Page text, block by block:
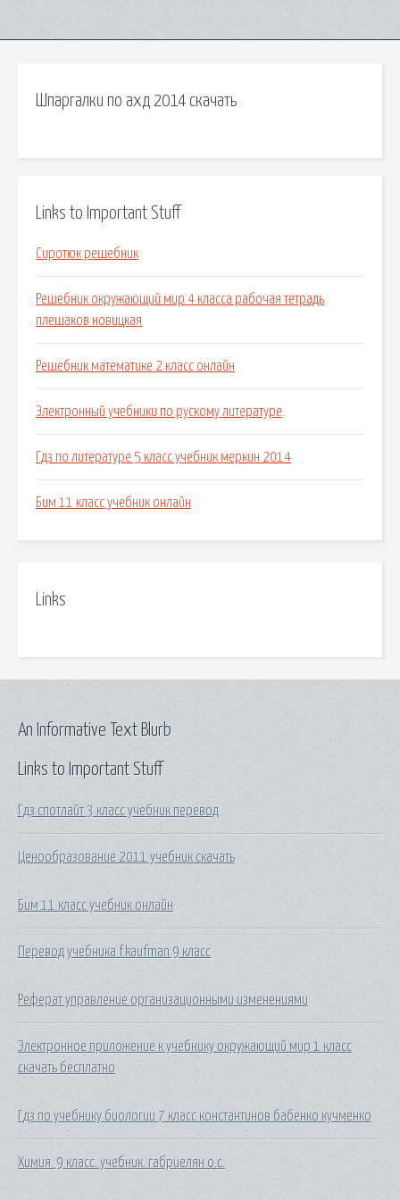
Шпаргалки по ахд 2014 скачать
Links to Important Stuff
Сиротюк решебник
Решебник окружающий мир 4 класса рабочая тетрадь
плешаков новицкая
Решебник математике 2 класс онлайн
Электронный учебники по рускому литературе
Гдз по литературе 5 класс учебник меркин 2014
Бим 11 класс учебник онлайн
Links
Links to Important Stuff
Гдз спотлайт 3 класс учебник перевод
Ценообразование 2011 учебник скачать
Бим 11 класс учебник онлайн
Перевод учебника f.kaufman 9 класс
Реферат управление организационными изменениями
Электронное приложение к учебнику окружающий мир 1 класс
скачать бесплатно
Гдз по учебнику биологии 7 класс константинов бабенко кучменко
Химия. 9 класс. учебник. габриелян о.с.
An Informative Text Blurb